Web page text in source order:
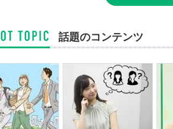
話題のコンテンツ